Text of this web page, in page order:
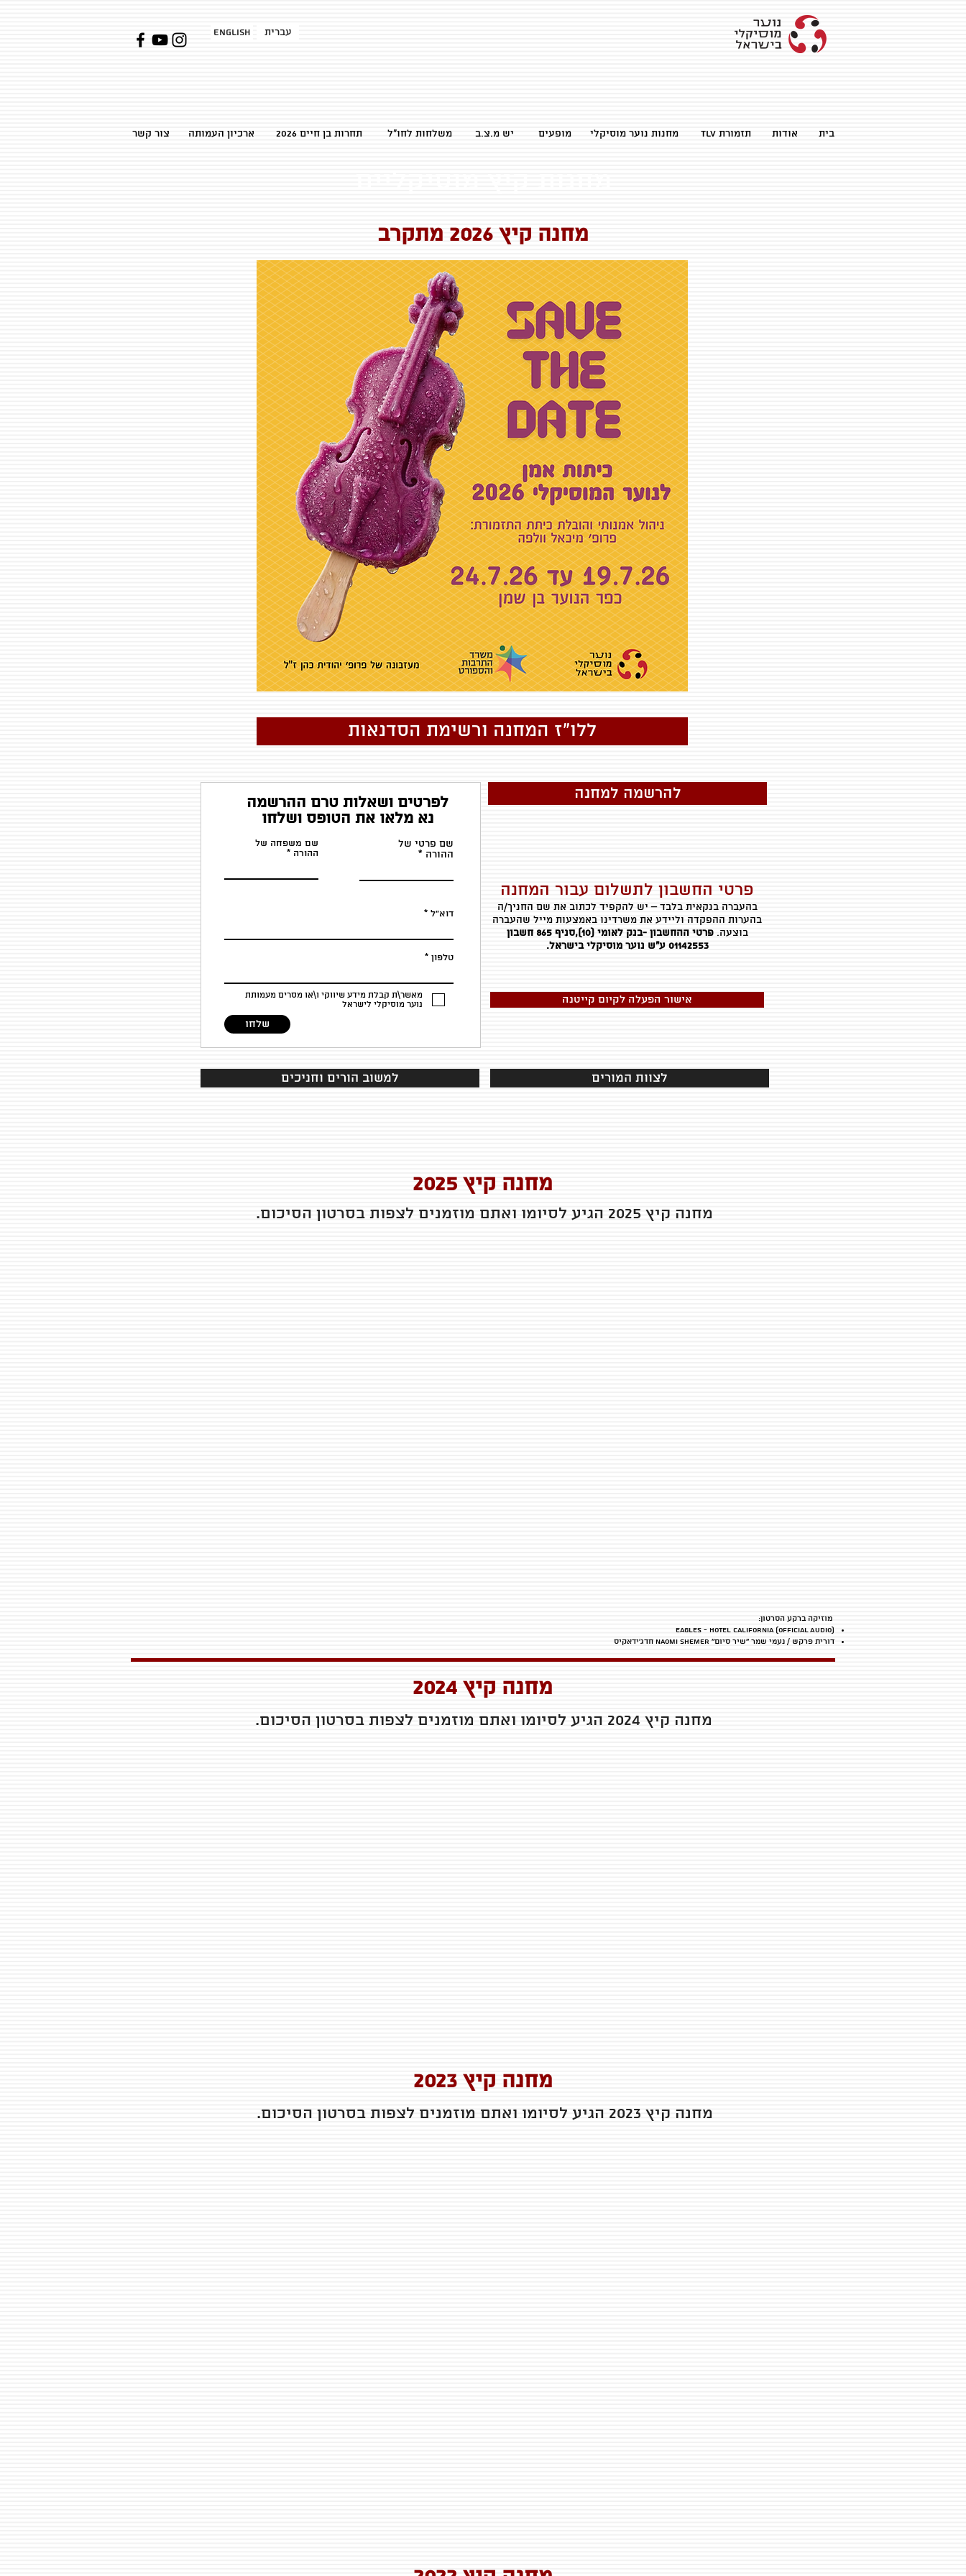
English עברית
צור קשר ארכיון העמותה תחרות בן חיים 2026 משלחות לחו״ל יש מ.צ.ב מופעים מחנות נוער מוסיקלי TLV תזמורת אודות בית
מחנה קיץ 2026 מתקרב
ללו״ז המחנה ורשימת הסדנאות
לפרטים ושאלות טרם ההרשמה
נא מלאו את הטופס ושלחו
שם משפחה של
ההורה
שם פרטי של
ההורה
דוא״ל
טלפון
מאשר\ת קבלת מידע שיווקי ו\או מסרים מעמותת
נוער מוסיקלי לישראל
שלחו
להרשמה למחנה
פרטי החשבון לתשלום עבור המחנה
בהעברה בנקאית בלבד – יש להקפיד לכתוב את שם החניך/ה
בהערות ההפקדה וליידע את משרדינו באמצעות מייל שהעברה
בוצעה.פרטי ההחשבון -בנק לאומי (10),סניף 865 חשבון
01142553 ע"ש נוער מוסיקלי בישראל.
אישור הפעלה לקיום קייטנה
למשוב הורים וחניכים לצוות המורים
מחנה קיץ 2025
מחנה קיץ 2025 הגיע לסיומו ואתם מוזמנים לצפות בסרטון הסיכום.
מוזיקה ברקע הסרטון:
Eagles - Hotel California (Official Audio)
דורית פרקש / נעמי שמר ''שיר סיום'' Naomi Shemer חדג'ידאקיס
מחנה קיץ 2024
מחנה קיץ 2024 הגיע לסיומו ואתם מוזמנים לצפות בסרטון הסיכום.
מחנה קיץ 2023
מחנה קיץ 2023 הגיע לסיומו ואתם מוזמנים לצפות בסרטון הסיכום.